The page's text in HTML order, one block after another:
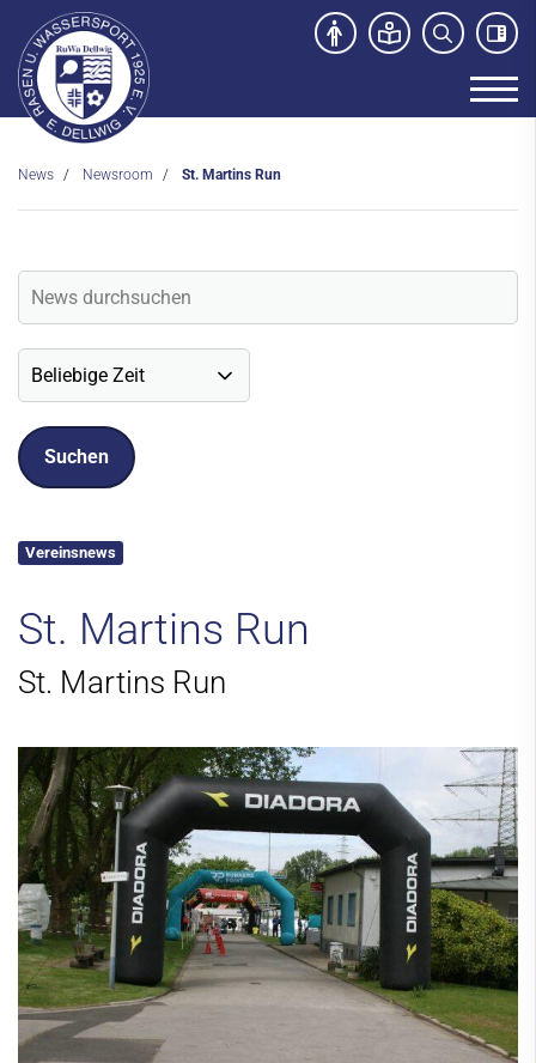
News Newsroom St. Martins Run
Vereinsnews
St. Martins Run
St. Martins Run
Veranstaltungen
Social-Media News
Sport- und Kursangebot
Kontakt